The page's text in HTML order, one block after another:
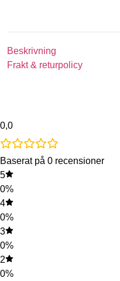
Beskrivning
Frakt & returpolicy
0,0
Baserat på 0 recensioner
5
0%
4
0%
3
0%
2
0%